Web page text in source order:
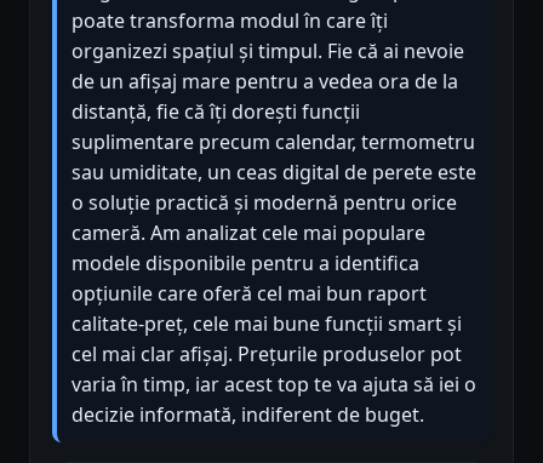
poate transforma modul în care îți
organizezi spațiul și timpul. Fie că ai nevoie
de un afișaj mare pentru a vedea ora de la
distanță, fie că îți dorești funcții
suplimentare precum calendar, termometru
sau umiditate, un ceas digital de perete este
o soluție practică și modernă pentru orice
cameră. Am analizat cele mai populare
modele disponibile pentru a identifica
opțiunile care oferă cel mai bun raport
calitate-preț, cele mai bune funcții smart și
cel mai clar afișaj. Prețurile produselor pot
varia în timp, iar acest top te va ajuta să iei o
decizie informată, indiferent de buget.